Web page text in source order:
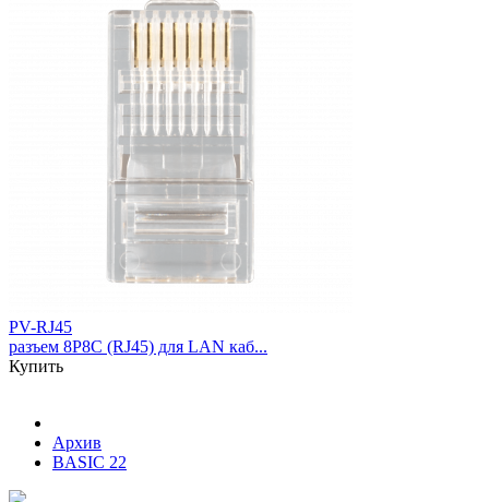
PV-RJ45
разъем 8P8C (RJ45) для LAN каб...
Купить
Архив
BASIC 22